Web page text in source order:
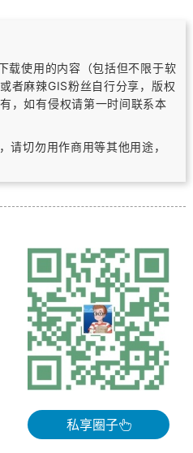
载使用的内容（包括但不限于软
者麻辣GIS粉丝自行分享，版权
，如有侵权请第一时间联系本
请切勿用作商用等其他用途，
私享圈子